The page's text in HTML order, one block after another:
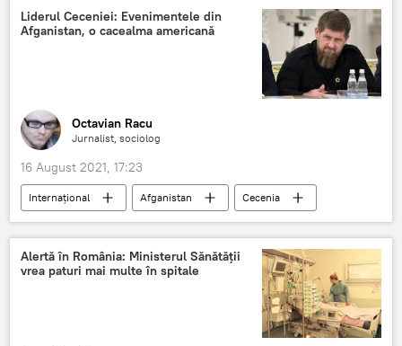
Liderul Ceceniei: Evenimentele din
Afganistan, o cacealma americană
Octavian Racu
Jurnalist, sociolog
16 August 2021, 17:23
Internaţional Afganistan
Cecenia
Taliban
Rusia
Alertă în România: Ministerul Sănătății
vrea paturi mai multe în spitale